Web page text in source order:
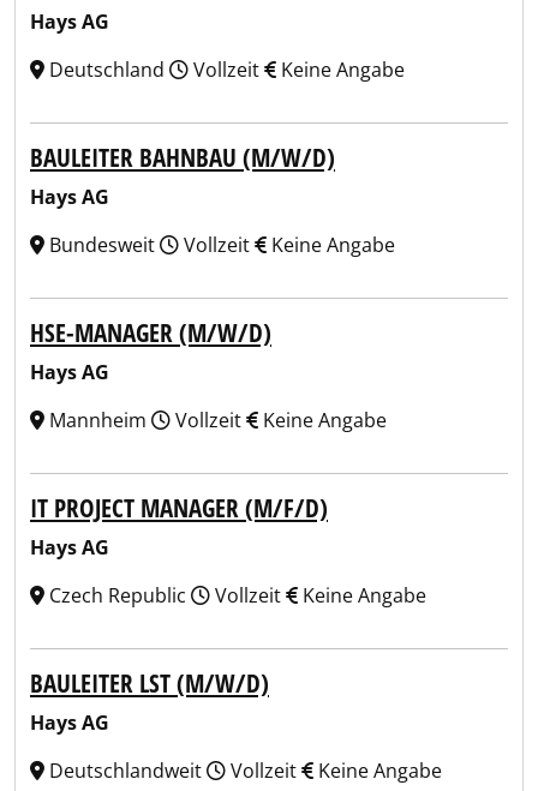
Hays AG
Deutschland
Vollzeit Keine Angabe
BAULEITER BAHNBAU (M/W/D)
Hays AG
Bundesweit
Vollzeit Keine Angabe
HSE-MANAGER (M/W/D)
Hays AG
Mannheim
Vollzeit Keine Angabe
IT PROJECT MANAGER (M/F/D)
Hays AG
Czech Republic
Vollzeit Keine Angabe
BAULEITER LST (M/W/D)
Hays AG
Deutschlandweit
Vollzeit Keine Angabe